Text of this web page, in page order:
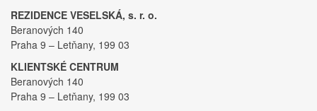
REZIDENCE VESELSKÁ, s. r. o.
Beranových 140
Praha 9 – Letňany, 199 03
KLIENTSKÉ CENTRUM
Beranových 140
Praha 9 – Letňany, 199 03